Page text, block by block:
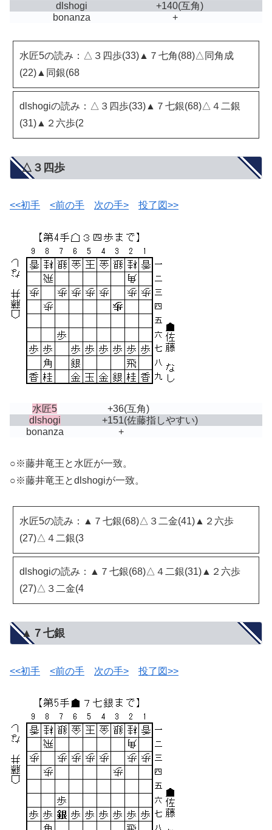
dlshogi
+140(互角)
bonanza
+
水匠5の読み：△３四歩(33)▲７七角(88)△同角成
(22)▲同銀(68
dlshogiの読み：△３四歩(33)▲７七銀(68)△４二銀
(31)▲２六歩(2
△３四歩
<<初手 <前の手 次の手> 投了図>>
水匠5 +36(互角)
dlshogi
+151(佐藤指しやすい)
bonanza
+
○※藤井竜王と水匠が一致。
○※藤井竜王とdlshogiが一致。
水匠5の読み：▲７七銀(68)△３二金(41)▲２六歩
(27)△４二銀(3
dlshogiの読み：▲７七銀(68)△４二銀(31)▲２六歩
(27)△３二金(4
▲７七銀
<<初手 <前の手 次の手> 投了図>>